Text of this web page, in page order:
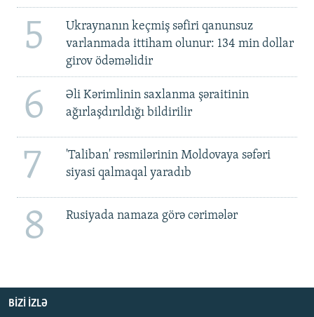
5
Ukraynanın keçmiş səfiri qanunsuz
varlanmada ittiham olunur: 134 min dollar
girov ödəməlidir
6
Əli Kərimlinin saxlanma şəraitinin
ağırlaşdırıldığı bildirilir
7
'Taliban' rəsmilərinin Moldovaya səfəri
siyasi qalmaqal yaradıb
8 Rusiyada namaza görə cərimələr
BIZI IZLƏ